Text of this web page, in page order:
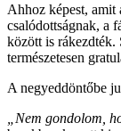
Ahhoz képest, amit
csalódottságnak, a
között is rákezdték.
természetesen
A negyeddöntőbe
„Nem gondolom,